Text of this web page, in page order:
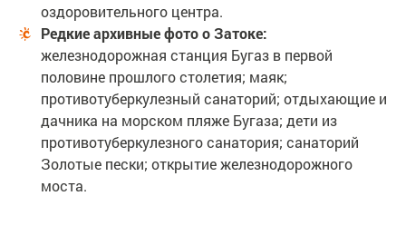
оздоровительного центра.
Редкие архивные фото о Затоке:
железнодорожная станция Бугаз в первой
половине прошлого столетия; маяк;
противотуберкулезный санаторий; отдыхающие и
дачника на морском пляже Бугаза; дети из
противотуберкулезного санатория; санаторий
Золотые пески; открытие железнодорожного
моста.